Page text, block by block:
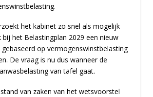
het kabinet zo snel als mogelijk
het Belastingplan 2029 een nieuw
op vermogenswinstbelasting
De vraag is nu dus wanneer de
van tafel gaat.
van zaken van het wetsvoorstel